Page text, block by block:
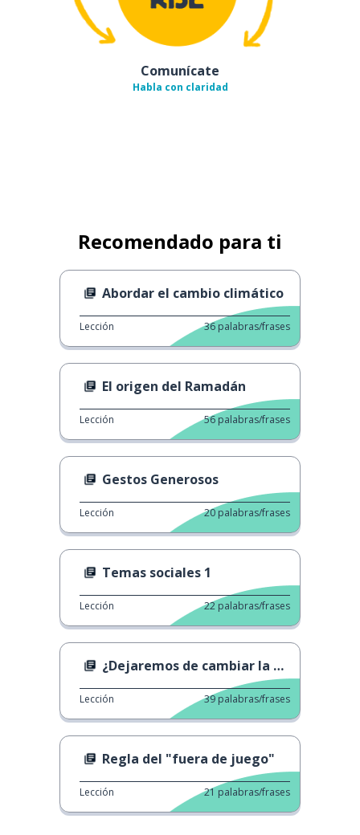
Comunícate
Habla con claridad
Recomendado para ti
Abordar el cambio climático
Lección 36 palabras/frases
El origen del Ramadán
Lección 56 palabras/frases
Gestos Generosos
Lección 20 palabras/frases
Temas sociales 1
Lección 22 palabras/frases
¿Dejaremos de cambiar la hora?
Lección 39 palabras/frases
Regla del "fuera de juego"
Lección 21 palabras/frases